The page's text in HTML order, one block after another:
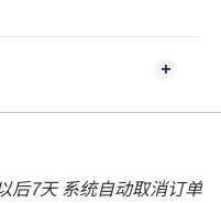
后7天 系统自动取消订单